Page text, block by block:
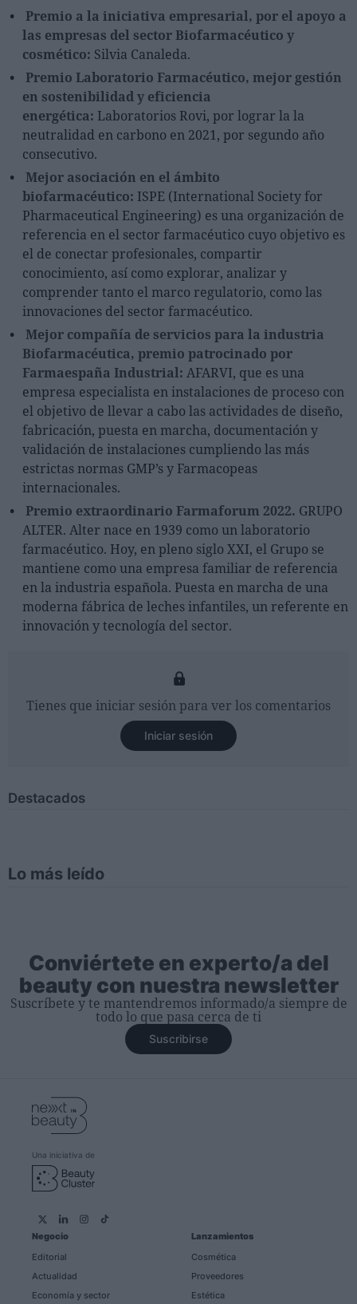
Premio a la iniciativa empresarial, por el apoyo a
las empresas del sector Biofarmacéutico y
cosmético: Silvia Canaleda.
Premio Laboratorio Farmacéutico, mejor gestión
en sostenibilidad y eficiencia
energética: Laboratorios Rovi, por lograr la la
neutralidad en carbono en 2021, por segundo año
consecutivo.
Mejor asociación en el ámbito
biofarmacéutico: ISPE (International Society for
Pharmaceutical Engineering) es una organización de
referencia en el sector farmacéutico cuyo objetivo es
el de conectar profesionales, compartir
conocimiento, así como explorar, analizar y
comprender tanto el marco regulatorio, como las
innovaciones del sector farmacéutico.
Mejor compañía de servicios para la industria
Biofarmacéutica, premio patrocinado por
Farmaespaña Industrial: AFARVI, que es una
empresa especialista en instalaciones de proceso con
el objetivo de llevar a cabo las actividades de diseño,
fabricación, puesta en marcha, documentación y
validación de instalaciones cumpliendo las más
estrictas normas GMP’s y Farmacopeas
internacionales.
Premio extraordinario Farmaforum 2022. GRUPO
ALTER. Alter nace en 1939 como un laboratorio
farmacéutico. Hoy, en pleno siglo XXI, el Grupo se
mantiene como una empresa familiar de referencia
en la industria española. Puesta en marcha de una
moderna fábrica de leches infantiles, un referente en
innovación y tecnología del sector.
Tienes que iniciar sesión para ver los comentarios
Iniciar sesión
Destacados
Lo más leído
Conviértete en experto/a del
beauty con nuestra newsletter
Suscríbete y te mantendremos informado/a siempre de
todo lo que pasa cerca de ti
Suscribirse
Una iniciativa de
Negocio
Editorial
Actualidad
Economía y sector
Lanzamientos
Cosmética
Proveedores
Estética